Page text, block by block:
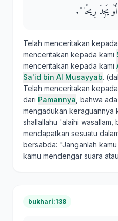
يَجِدَ رِيحًا ‏"‏‏.‏
Telah menceritakan
menceritakan kepada kami
menceritakan kepada kami
Sa'id bin Al Musayyab.
Telah menceritakan
dari Pamannya , bahwa
mengadukan keraguannya
shallallahu 'alaihi wasallam,
mendapatkan sesuatu
bersabda: "Janganlah
kamu mendengar suara
bukhari:138